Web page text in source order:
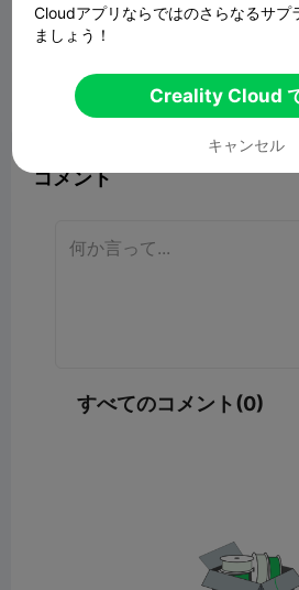
9
コメント
すべてのコメント(0)
Cloudアプリならではのさらなるサプ
ましょう！
Creality Cloud
キャンセル